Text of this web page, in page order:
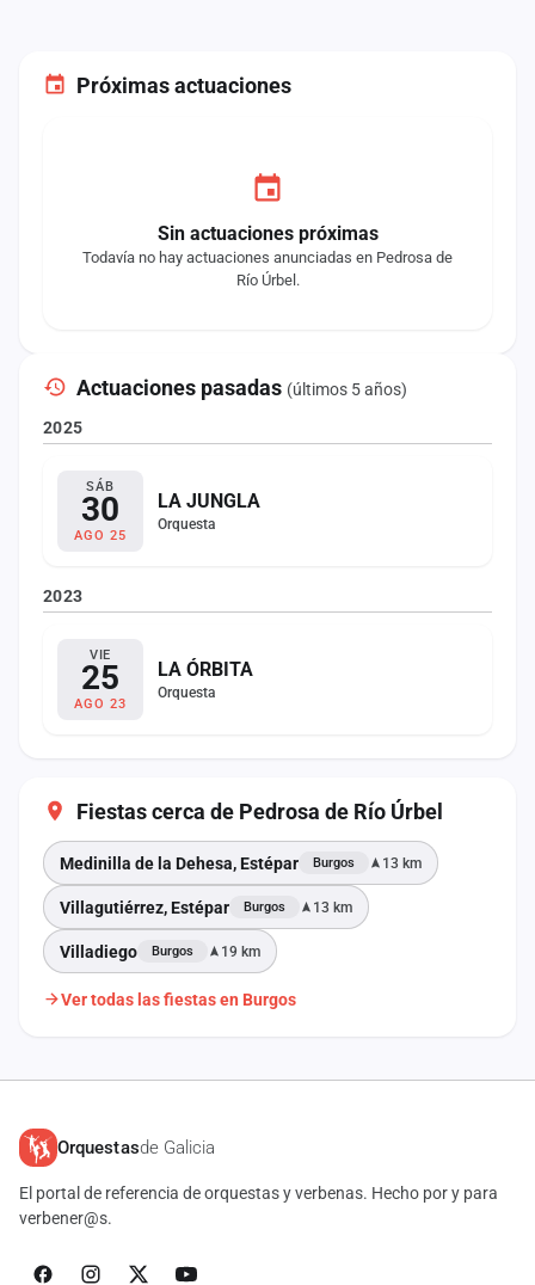
Próximas actuaciones
Sin actuaciones próximas
Todavía no hay actuaciones anunciadas en Pedrosa de
Río Úrbel.
Actuaciones pasadas (últimos 5 años)
2025
SÁB
30
AGO 25
LA JUNGLA
Orquesta
2023
VIE
25
AGO 23
LA ÓRBITA
Orquesta
Fiestas cerca de Pedrosa de Río Úrbel
Medinilla de la Dehesa, Estépar Burgos 13 km
Villagutiérrez, Estépar Burgos 13 km
Villadiego Burgos 19 km
Ver todas las fiestas en Burgos
Orquestasde Galicia
El portal de referencia de orquestas y verbenas. Hecho por y para
verbener@s.